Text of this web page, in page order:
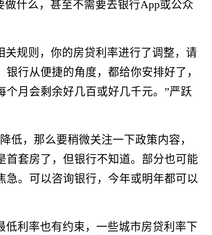
什么，甚至不需要去银行App或公众
规则，你的房贷利率进行了调整，请
行从便捷的角度，都给你安排好了，
月会剩余好几百或好几千元。”严跃
低，那么要稍微关注一下政策内容，
套房了，但银行不知道。部分也可能
。可以咨询银行，今年或明年都可以
利率也有约束，一些城市房贷利率下